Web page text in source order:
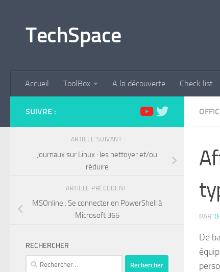
TechSpace
Accueil ToolBox A la découverte Check list
PAR
De
SUIVRE :
ARTICLE SUIVANT
Journaux sur Linux : les nettoyer et/ou
réduire
ARTICLE PRÉCÉDENT
MSOnline : Se connecter en PowerShell à
Microsoft 365
RECHERCHER
Rechercher :